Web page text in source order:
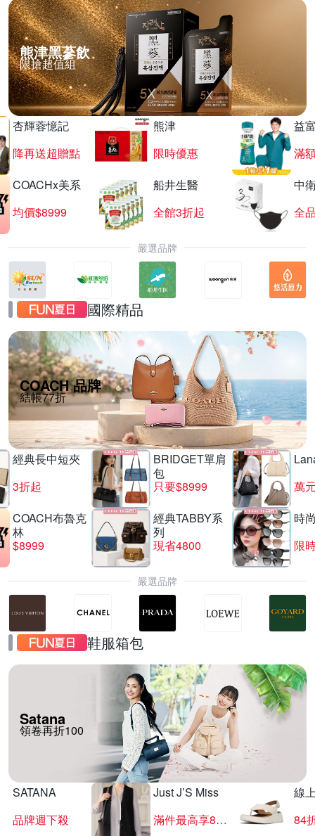
熊津黑蔘飲
限搶超值組
杏輝蓉憶記
降再送超贈點
熊津
限時優惠
益
滿
COACHx美系
均價$8999
船井生醫
全館3折起
中
全
嚴選品牌
國際精品
COACH 品牌
結帳77折
經典長中短夾
3折起
BRIDGET單肩
包
只要$8999
萬
COACH布魯克
林
$8999
經典TABBY系
列
現省4800
時
限
嚴選品牌
鞋服箱包
Satana
領卷再折100
SATANA
品牌週下殺
Just J’S Miss
滿件最高享85折
線
84